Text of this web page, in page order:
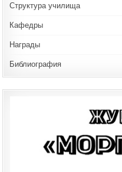
Структура училища
Кафедры
Награды
Библиография